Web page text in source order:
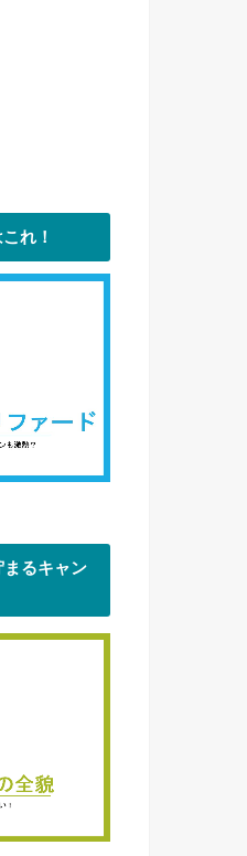
れ！
るキャン